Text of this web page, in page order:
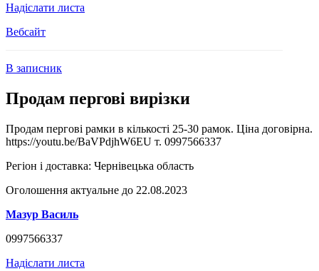
Надіслати листа
Вебсайт
В записник
Продам пергові вирізки
Продам пергові рамки в кількості 25-30 рамок. Ціна договірна.
https://youtu.be/BaVPdjhW6EU т. 0997566337
Регіон і доставка: Чернівецька область
Оголошення актуальне до 22.08.2023
Мазур Василь
0997566337
Надіслати листа